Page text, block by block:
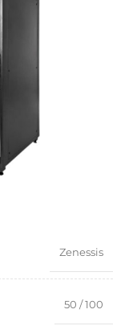
Zenessis
50 / 100